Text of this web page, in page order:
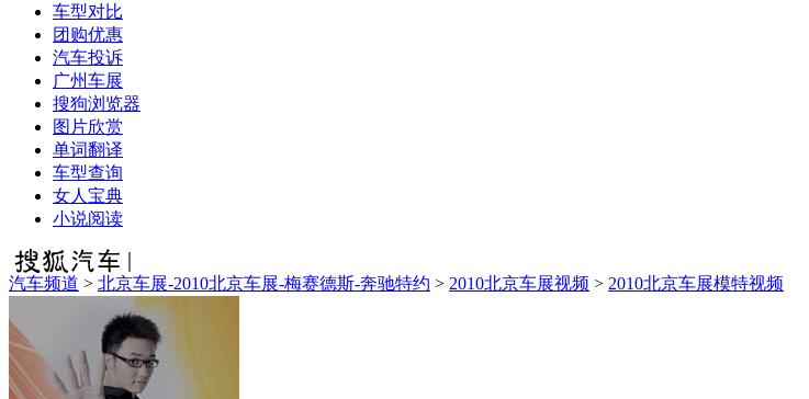
车型对比
团购优惠
汽车投诉
广州车展
搜狗浏览器
图片欣赏
单词翻译
车型查询
女人宝典
小说阅读
汽车频道 > 北京车展-2010北京车展-梅赛德斯-奔驰特约 > 2010北京车展视频 > 2010北京车展模特视频